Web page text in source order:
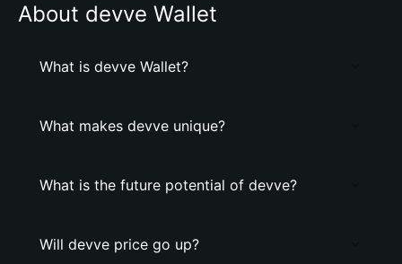
About devve Wallet
What is devve Wallet?
What makes devve unique?
What is the future potential of devve?
Will devve price go up?